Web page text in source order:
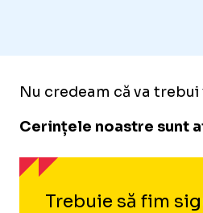
Nu credeam că va
Cerințele noastre sunt
Trebuie să fim